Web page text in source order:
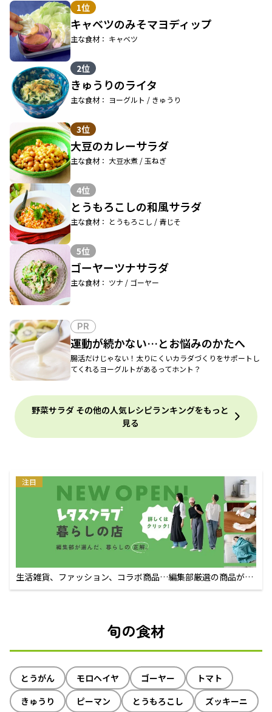
1位
キャベツのみそマヨディップ
主な食材： キャベツ
2位
きゅうりのライタ
主な食材： ヨーグルト / きゅうり
3位
大豆のカレーサラダ
主な食材： 大豆水煮 / 玉ねぎ
4位
とうもろこしの和風サラダ
主な食材： とうもろこし / 青じそ
5位
ゴーヤーツナサラダ
主な食材： ツナ / ゴーヤー
PR
運動が続かない…とお悩みのかたへ
腸活だけじゃない！太りにくいカラダづくりをサポートし
てくれるヨーグルトがあるってホント？
野菜サラダ その他の人気レシピランキングをもっと
見る
注目
生活雑貨、ファッション、コラボ商品…編集部厳選の商品が買
えるECサイト
旬の食材
とうがん モロヘイヤ ゴーヤー
トマト
きゅうり
ピーマン とうもろこし ズッキーニ